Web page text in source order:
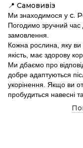
📍 Самовивіз
Ми знаходимося у с.
Погодимо зручний
замовлення.
Кожна рослина, яку ви
якість, має здорову
Ми дбаємо про
добре адаптуються
укорінення. Якщо ви
пробудиться навесні